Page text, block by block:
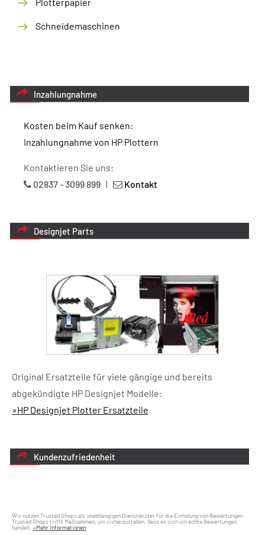
Schneidemaschinen
Inzahlungnahme
Kosten beim Kauf senken:
Inzahlungnahme von HP Plottern
Kontaktieren Sie uns:
02837 - 3099 899 | Kontakt
Designjet Parts
Original Ersatzteile für viele gängige und bereits
abgekündigte HP Designjet Modelle:
»HP Designjet Plotter Ersatzteile
Kundenzufriedenheit
Wir nutzen Trusted Shops als unabhängigen Dienstleister für die Einholung von Bewertungen.
Trusted Shops trifft Maßnahmen, um sicherzustellen, dass es sich um echte Bewertungen
handelt. »Mehr Informationen